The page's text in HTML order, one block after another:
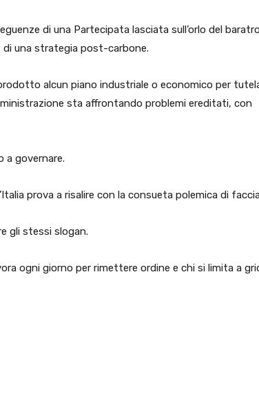
di una Partecipata lasciata sull’orlo del
di una strategia post-carbone.
alcun piano industriale o economico per
sta affrontando problemi ereditati, con
a governare.
prova a risalire con la consueta polemica di
gli stessi slogan.
ogni giorno per rimettere ordine e chi si limita a